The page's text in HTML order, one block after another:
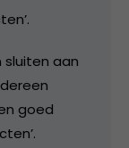
sluiten aan
goed